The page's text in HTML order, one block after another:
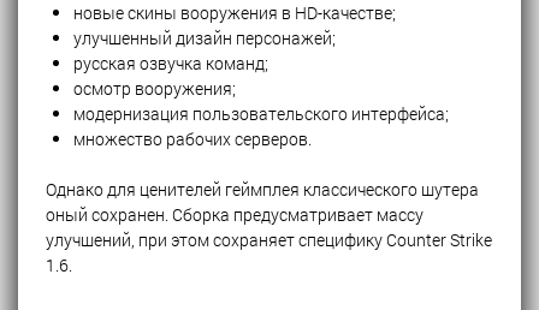
новые скины вооружения в HD-качестве;
улучшенный дизайн персонажей;
русская озвучка команд;
осмотр вооружения;
модернизация пользовательского интерфейса;
множество рабочих серверов.
Однако для ценителей геймплея классического шутера
оный сохранен. Сборка предусматривает массу
улучшений, при этом сохраняет специфику Counter Strike
1.6.